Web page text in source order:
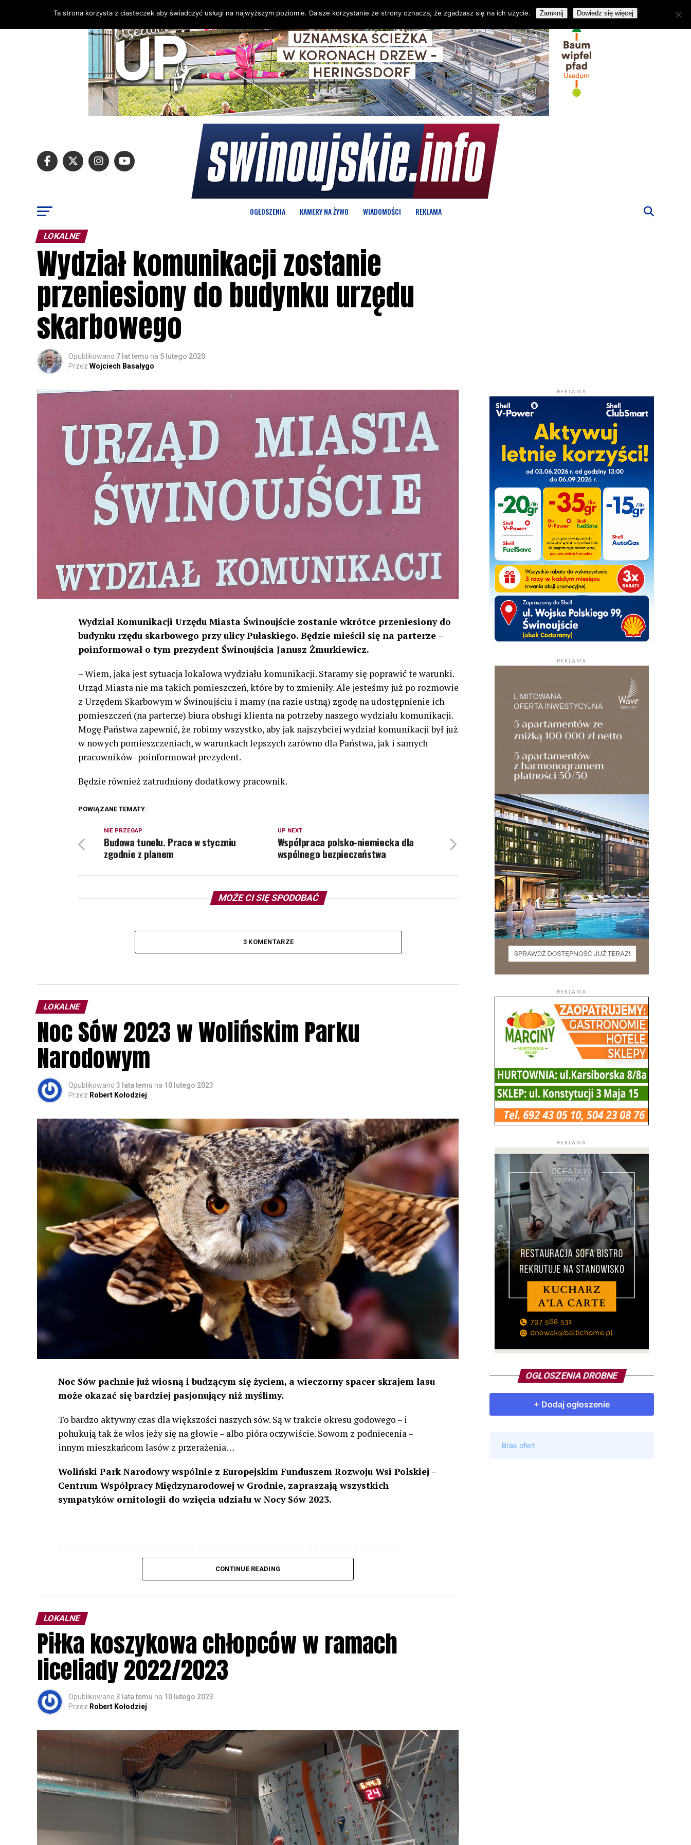
OGŁOSZENIA KAMERY NA ŻYWO WIADOMOŚCI REKLAMA
LOKALNE
Wydział komunikacji zostanie
przeniesiony do budynku urzędu
skarbowego
Opublikowano 7 lat temu na 5 lutego 2020
Przez Wojciech Basałygo
Wydział Komunikacji Urzędu Miasta Świnoujście zostanie wkrótce przeniesiony do
budynku rzędu skarbowego przy ulicy Pułaskiego. Będzie mieścił się na parterze –
poinformował o tym prezydent Świnoujścia Janusz Żmurkiewicz.
– Wiem, jaka jest sytuacja lokalowa wydziału komunikacji. Staramy się poprawić te warunki.
Urząd Miasta nie ma takich pomieszczeń, które by to zmieniły. Ale jesteśmy już po rozmowie
z Urzędem Skarbowym w Świnoujściu i mamy (na razie ustną) zgodę na udostępnienie ich
pomieszczeń (na parterze) biura obsługi klienta na potrzeby naszego wydziału komunikacji.
Mogę Państwa zapewnić, że robimy wszystko, aby jak najszybciej wydział komunikacji był już
w nowych pomieszczeniach, w warunkach lepszych zarówno dla Państwa, jak i samych
pracowników- poinformował prezydent.
Będzie również zatrudniony dodatkowy pracownik.
POWIĄZANE TEMATY:
UP NEXT
Współpraca polsko-niemiecka dla
wspólnego bezpieczeństwa
NIE PRZEGAP
Budowa tunelu. Prace w styczniu
zgodnie z planem
MOŻE CI SIĘ SPODOBAĆ
3 KOMENTARZE
LOKALNE
Noc Sów 2023 w Wolińskim Parku
Narodowym
Opublikowano 3 lata temu na 10 lutego 2023
Przez Robert Kołodziej
Noc Sów pachnie już wiosną i budzącym się życiem, a wieczorny spacer skrajem lasu
może okazać się bardziej pasjonujący niż myślimy.
To bardzo aktywny czas dla większości naszych sów. Są w trakcie okresu godowego – i
pohukują tak że włos jeży się na głowie – albo pióra oczywiście. Sowom z podniecenia –
innym mieszkańcom lasów z przerażenia…
Woliński Park Narodowy wspólnie z Europejskim Funduszem Rozwoju Wsi Polskiej –
Centrum Współpracy Międzynarodowej w Grodnie, zapraszają wszystkich
sympatyków ornitologii do wzięcia udziału w Nocy Sów 2023.
odbędzie się w dniach24 i 25 lutego 2023 r. wg harmonogramu przedstawionego na
Wszystkich uczestników zapraszamy do udziału w Akcji, włączenia się w aktywne
rozpoznawanie głosów sów i wymianę doświadczeń przy grillu.Na wydarzenie obowiązują
zapisy.
CONTINUE READING
LOKALNE
Piłka koszykowa chłopców w ramach
liceliady 2022/2023
Opublikowano 3 lata temu na 10 lutego 2023
Przez Robert Kołodziej
REKLAMA
REKLAMA
REKLAMA
REKLAMA
OGŁOSZENIA DROBNE
Ta strona korzysta z ciasteczek aby świadczyć usługi na najwyższym poziomie. Dalsze korzystanie ze strony oznacza, że zgadzasz się na ich użycie. Zamknij Dowiedz się więcej